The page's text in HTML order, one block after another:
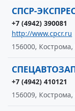
СПСР-
+7 (4942) 390081
http://www.cpcr.ru
156000,
+7 (4942) 410121
156009,